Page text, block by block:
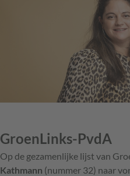
GroenLinks-PvdA
Op de gezamenlijke lijst van
Kathmann (nummer 32) naar